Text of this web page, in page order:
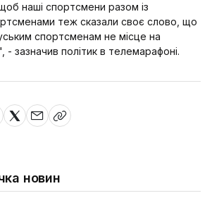
наші спортсмени разом із
теж сказали своє слово, що
спортсменам не місце на
- зазначив політик в телемарафоні.
новин